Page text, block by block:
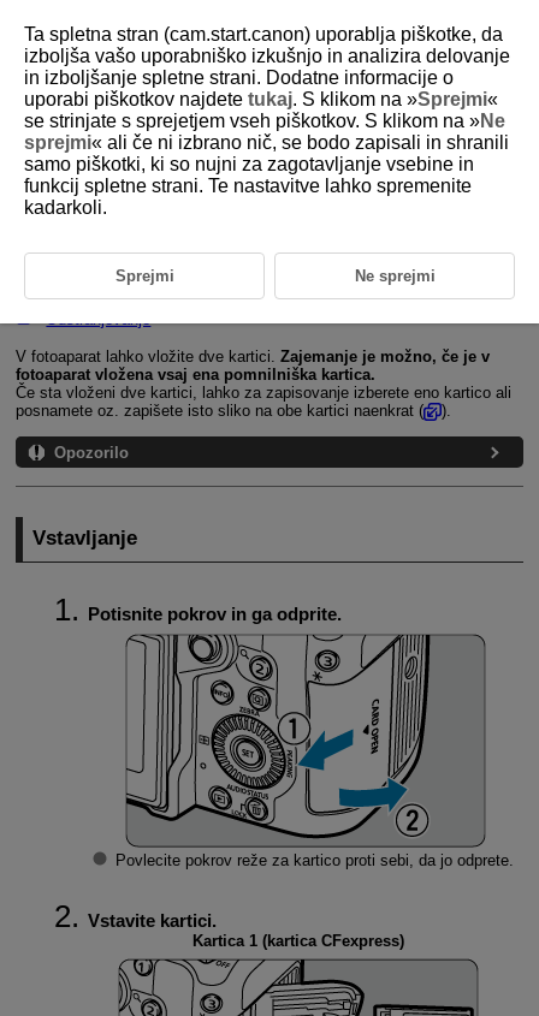
D388-018
Vstavljanje/Odstranjevanje
pomnilniških kartic
Formatiranje pomnilniških kartic
V fotoaparat lahko vložite dve kartici. Zajemanje je možno, če je v
fotoaparat vložena vsaj ena pomnilniška kartica.
Če sta vloženi dve kartici, lahko za zapisovanje izberete eno kartico ali
posnamete oz. zapišete isto sliko na obe kartici naenkrat (
).
Opozorilo
Vstavljanje
Potisnite pokrov in ga odprite.
Povlecite pokrov reže za kartico proti sebi, da jo odprete.
Vstavite kartici.
Kartica 1 (kartica CFexpress)
Ta spletna stran (cam.start.canon) uporablja piškotke, da
izboljša vašo uporabniško izkušnjo in analizira delovanje
in izboljšanje spletne strani. Dodatne informacije o
uporabi piškotkov najdete tukaj. S klikom na »Sprejmi«
se strinjate s sprejetjem vseh piškotkov. S klikom na »Ne
sprejmi« ali če ni izbrano nič, se bodo zapisali in shranili
samo piškotki, ki so nujni za zagotavljanje vsebine in
funkcij spletne strani. Te nastavitve lahko spremenite
kadarkoli.
Sprejmi Ne sprejmi